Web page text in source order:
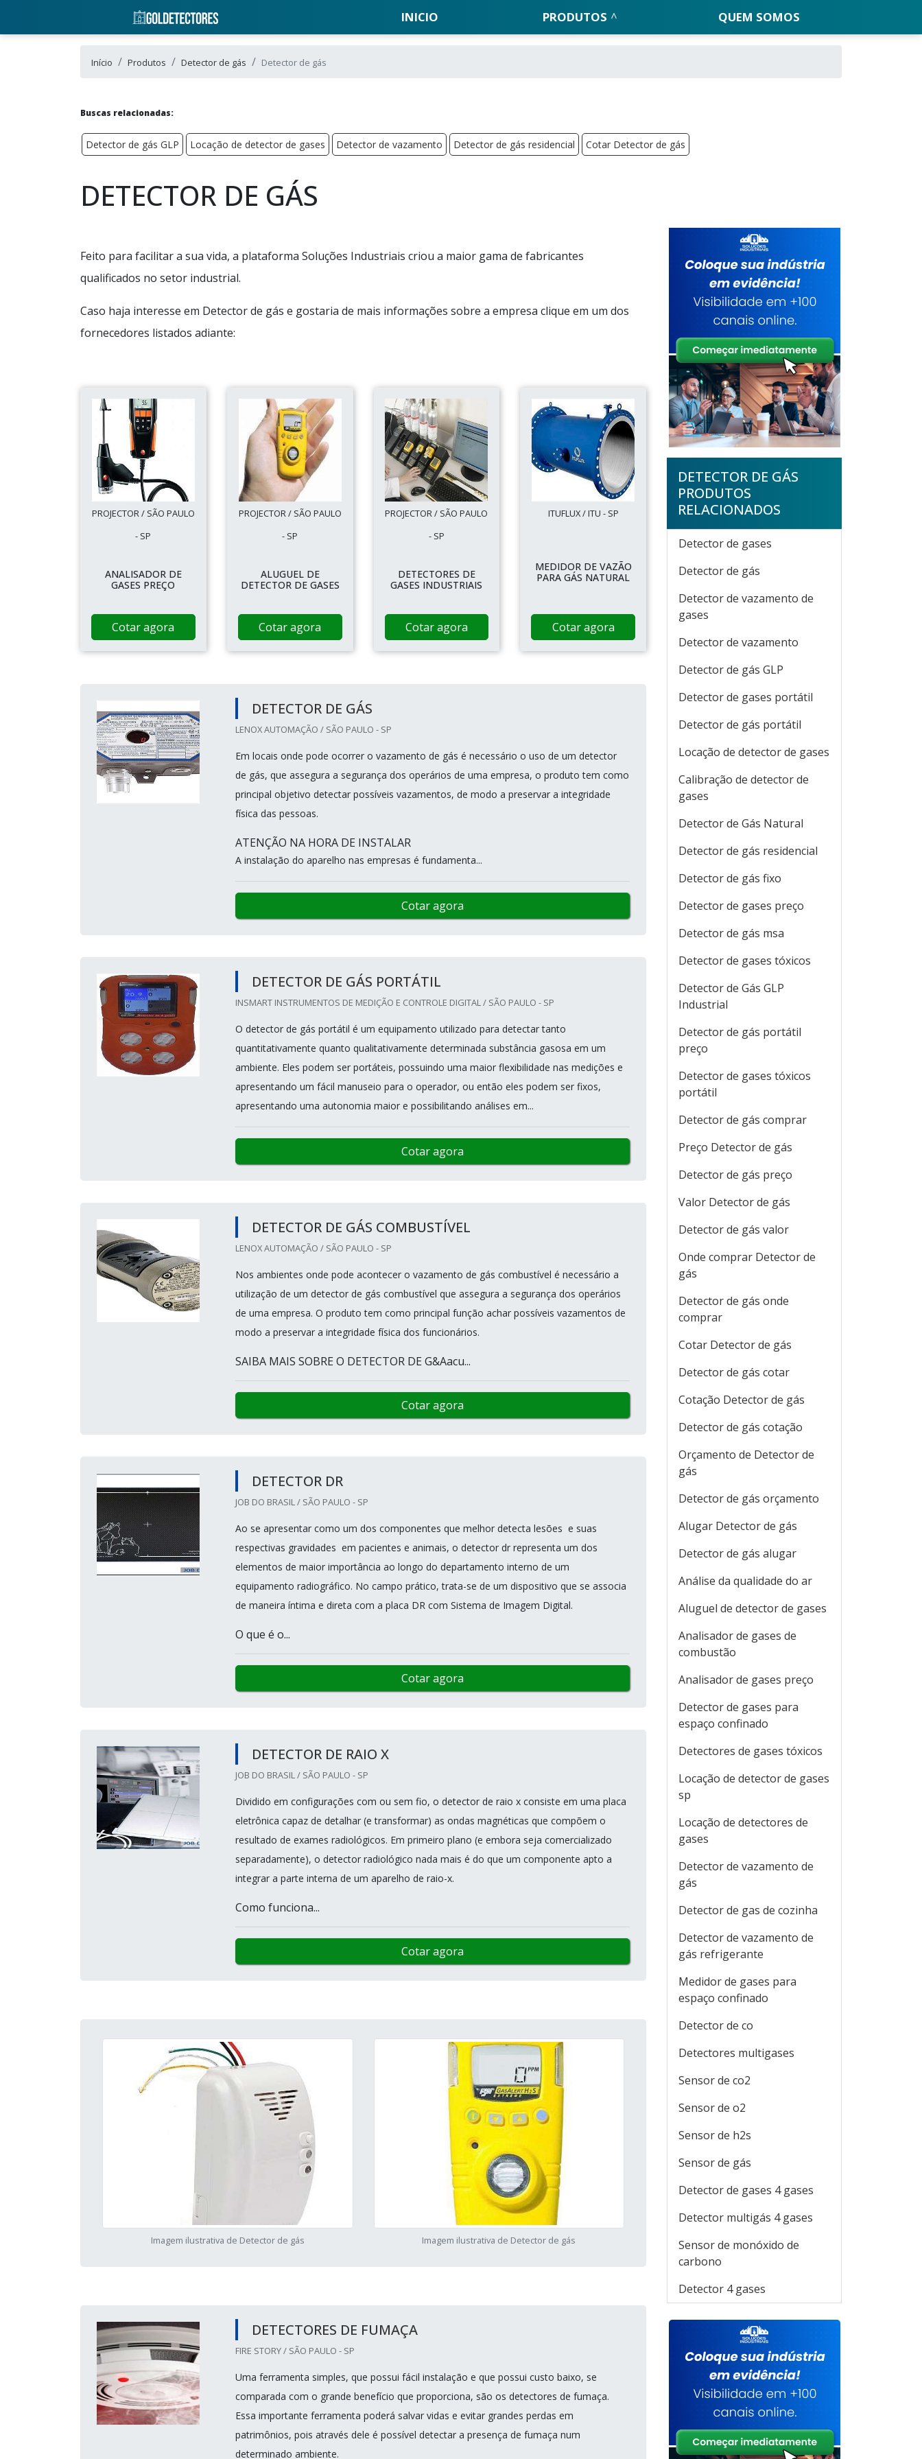
INICIO PRODUTOS QUEM SOMOS
Início Produtos Detector de gás Detector de gás
Buscas relacionadas:
Detector de gás GLP Locação de detector de gases Detector de vazamento Detector de gás residencial Cotar Detector de gás
DETECTOR DE GÁS
Feito para facilitar a sua vida, a plataforma Soluções Industriais criou a maior gama de fabricantes
qualificados no setor industrial.
Caso haja interesse em Detector de gás e gostaria de mais informações sobre a empresa clique em um dos
fornecedores listados adiante:
PROJECTOR / SÃO PAULO
- SP
ANALISADOR DE
GASES PREÇO
Cotar agora
PROJECTOR / SÃO PAULO
- SP
ALUGUEL DE
DETECTOR DE GASES
Cotar agora
PROJECTOR / SÃO PAULO
- SP
DETECTORES DE
GASES INDUSTRIAIS
Cotar agora
ITUFLUX / ITU - SP
MEDIDOR DE VAZÃO
PARA GÁS NATURAL
Cotar agora
DETECTOR DE GÁS
LENOX AUTOMAÇÃO / SÃO PAULO - SP
Em locais onde pode ocorrer o vazamento de gás é necessário o uso de um detector
de gás, que assegura a segurança dos operários de uma empresa, o produto tem como
principal objetivo detectar possíveis vazamentos, de modo a preservar a integridade
física das pessoas.
ATENÇÃO NA HORA DE INSTALAR
A instalação do aparelho nas empresas é fundamenta...
Cotar agora
DETECTOR DE GÁS PORTÁTIL
INSMART INSTRUMENTOS DE MEDIÇÃO E CONTROLE DIGITAL / SÃO PAULO - SP
O detector de gás portátil é um equipamento utilizado para detectar tanto
quantitativamente quanto qualitativamente determinada substância gasosa em um
ambiente. Eles podem ser portáteis, possuindo uma maior flexibilidade nas medições e
apresentando um fácil manuseio para o operador, ou então eles podem ser fixos,
apresentando uma autonomia maior e possibilitando análises em...
Cotar agora
DETECTOR DE GÁS COMBUSTÍVEL
LENOX AUTOMAÇÃO / SÃO PAULO - SP
Nos ambientes onde pode acontecer o vazamento de gás combustível é necessário a
utilização de um detector de gás combustível que assegura a segurança dos operários
de uma empresa. O produto tem como principal função achar possíveis vazamentos de
modo a preservar a integridade física dos funcionários.
SAIBA MAIS SOBRE O DETECTOR DE G&Aacu...
Cotar agora
DETECTOR DR
JOB DO BRASIL / SÃO PAULO - SP
Ao se apresentar como um dos componentes que melhor detecta lesões e suas
respectivas gravidades em pacientes e animais, o detector dr representa um dos
elementos de maior importância ao longo do departamento interno de um
equipamento radiográfico. No campo prático, trata-se de um dispositivo que se associa
de maneira íntima e direta com a placa DR com Sistema de Imagem Digital.
O que é o...
Cotar agora
DETECTOR DE RAIO X
JOB DO BRASIL / SÃO PAULO - SP
Dividido em configurações com ou sem fio, o detector de raio x consiste em uma placa
eletrônica capaz de detalhar (e transformar) as ondas magnéticas que compõem o
resultado de exames radiológicos. Em primeiro plano (e embora seja comercializado
separadamente), o detector radiológico nada mais é do que um componente apto a
integrar a parte interna de um aparelho de raio-x.
Como funciona...
Cotar agora
Imagem ilustrativa de Detector de gás Imagem ilustrativa de Detector de gás
DETECTORES DE FUMAÇA
FIRE STORY / SÃO PAULO - SP
Uma ferramenta simples, que possui fácil instalação e que possui custo baixo, se
comparada com o grande benefício que proporciona, são os detectores de fumaça.
Essa importante ferramenta poderá salvar vidas e evitar grandes perdas em
patrimônios, pois através dele é possível detectar a presença de fumaça num
determinado ambiente.
DETECTOR DE GÁS
PRODUTOS
RELACIONADOS
Detector de gases
Detector de gás
Detector de vazamento de
gases
Detector de vazamento
Detector de gás GLP
Detector de gases portátil
Detector de gás portátil
Locação de detector de gases
Calibração de detector de
gases
Detector de Gás Natural
Detector de gás residencial
Detector de gás fixo
Detector de gases preço
Detector de gás msa
Detector de gases tóxicos
Detector de Gás GLP
Industrial
Detector de gás portátil
preço
Detector de gases tóxicos
portátil
Detector de gás comprar
Preço Detector de gás
Detector de gás preço
Valor Detector de gás
Detector de gás valor
Onde comprar Detector de
gás
Detector de gás onde
comprar
Cotar Detector de gás
Detector de gás cotar
Cotação Detector de gás
Detector de gás cotação
Orçamento de Detector de
gás
Detector de gás orçamento
Alugar Detector de gás
Detector de gás alugar
Análise da qualidade do ar
Aluguel de detector de gases
Analisador de gases de
combustão
Analisador de gases preço
Detector de gases para
espaço confinado
Detectores de gases tóxicos
Locação de detector de gases
sp
Locação de detectores de
gases
Detector de vazamento de
gás
Detector de gas de cozinha
Detector de vazamento de
gás refrigerante
Medidor de gases para
espaço confinado
Detector de co
Detectores multigases
Sensor de co2
Sensor de o2
Sensor de h2s
Sensor de gás
Detector de gases 4 gases
Detector multigás 4 gases
Sensor de monóxido de
carbono
Detector 4 gases